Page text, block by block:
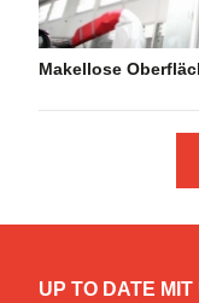
Makellose
UP TO DATE